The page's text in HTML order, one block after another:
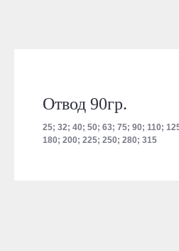
Отвод 90гр.
25; 32; 40; 50; 63; 75; 90; 110;
180; 200; 225; 250; 280; 315